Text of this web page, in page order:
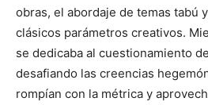
obras, el abordaje de temas tabú
clásicos parámetros creativos.
se dedicaba al cuestionamiento
desafiando las creencias
rompían con la métrica y